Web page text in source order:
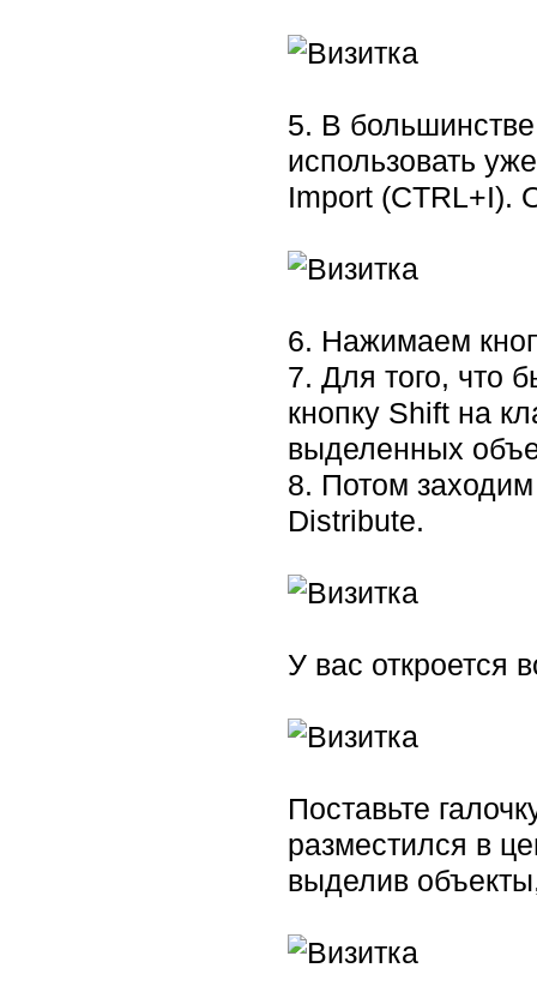
5. В
использовать
Import (CTRL+I).
6. Нажимаем
7. Для того, что
кнопку Shift на
выделенных
8. Потом
Distribute.
У вас откроется
Поставьте
разместился в
выделив